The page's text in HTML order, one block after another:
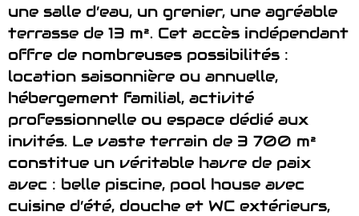
une salle d’eau, un grenier, une agréable
terrasse de 13 m². Cet accès indépendant
offre de nombreuses possibilités :
location saisonnière ou annuelle,
hébergement familial, activité
professionnelle ou espace dédié aux
invités. Le vaste terrain de 3 700 m²
constitue un véritable havre de paix
avec : belle piscine, pool house avec
cuisine d’été, douche et WC extérieurs,